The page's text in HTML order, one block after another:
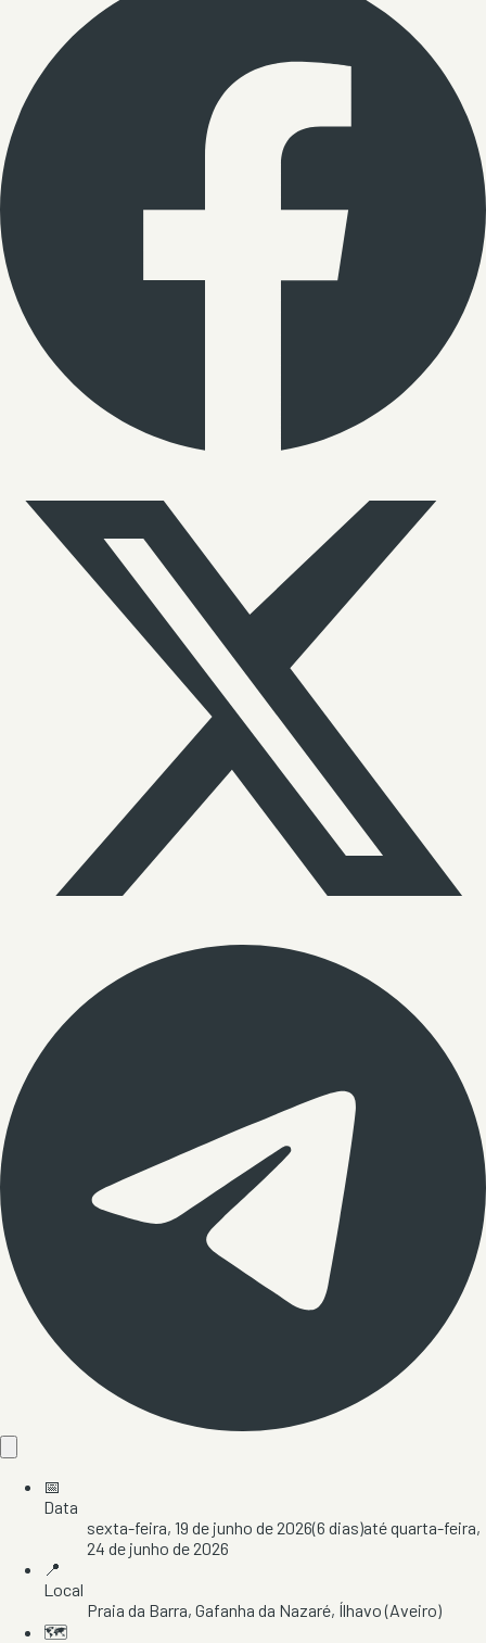
📅
Data
sexta-feira, 19 de junho de 2026(6 dias)atéquarta-feira,
24 de junho de 2026
📍
Local
Praia da Barra, Gafanha da Nazaré, Ílhavo(Aveiro)
🗺️